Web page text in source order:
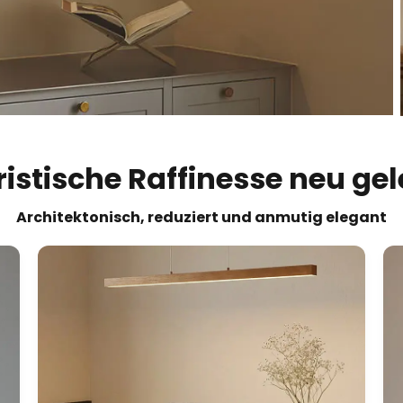
Raffinesse neu
Architektonisch, reduziert und anmutig elegant